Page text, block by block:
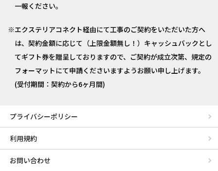
一報ください。
エクステリアコネクト経由にて工事のご契約をいただいた方へ
は、契約金額に応じて（上限金額無し！）キャッシュバックとし
てギフト券を贈呈しておりますので、ご契約が成立次第、規定の
フォーマットにて申請くださいますようお願い申し上げます。
(受付期間：契約から6ヶ月間)
プライバシーポリシー
利用規約
お問い合わせ